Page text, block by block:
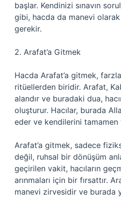
başlar. Kendinizi sınavın
gibi, hacda da manevi olarak
gerekir.
2. Arafat’a Gitmek
Hacda Arafat’a gitmek,
ritüellerden biridir. Arafat,
alandır ve buradaki dua,
oluşturur. Hacılar, burada
eder ve kendilerini tamamen
Arafat’a gitmek, sadece
değil, ruhsal bir dönüşüm
geçirilen vakit, hacıların
arınmaları için bir fırsattır.
manevi zirvesidir ve burada